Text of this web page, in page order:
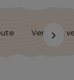
Verblijf &